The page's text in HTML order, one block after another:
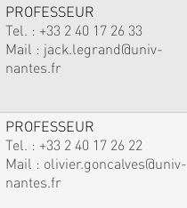
PROFESSEUR
Tel. : +33 2 40 17 26 33
Mail : jack.legrand@univ-
nantes.fr
PROFESSEUR
Tel. : +33 2 40 17 26 22
Mail : olivier.goncalves@univ-
nantes.fr